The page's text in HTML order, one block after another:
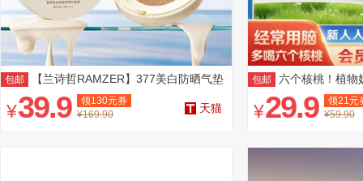
包邮
【兰诗哲RAMZER】377美白防晒气垫
¥39.9 领130元券
¥169.90
天猫
包邮
六个核桃！植物
¥29.9 领21元
¥59.90